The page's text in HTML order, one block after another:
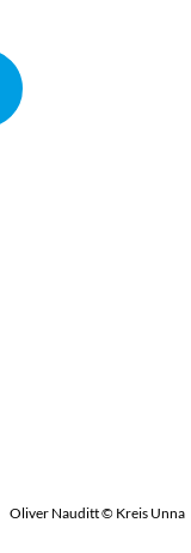
Oliver Nauditt © Kreis Unna